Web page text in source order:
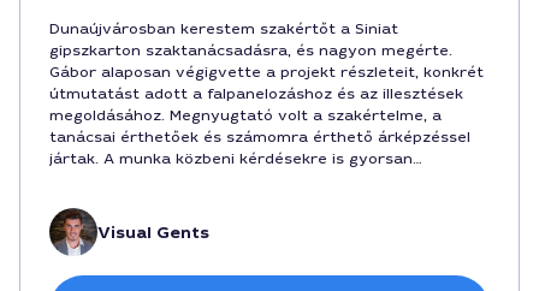
Dunaújvárosban kerestem szakértőt a Siniat
gipszkarton szaktanácsadásra, és nagyon megérte.
Gábor alaposan végigvette a projekt részleteit, konkrét
útmutatást adott a falpanelozáshoz és az illesztések
megoldásához. Megnyugtató volt a szakértelme, a
tanácsai érthetőek és számomra érthető árképzéssel
jártak. A munka közbeni kérdésekre is gyorsan
minden. Öröm volt vele dolgozni, biztos kezekben
éreztem magam.
Visual Gents